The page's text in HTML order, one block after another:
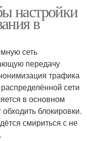
настройки
в
сеть
передачу
трафика
сети
в основном
блокировки.
смириться с не